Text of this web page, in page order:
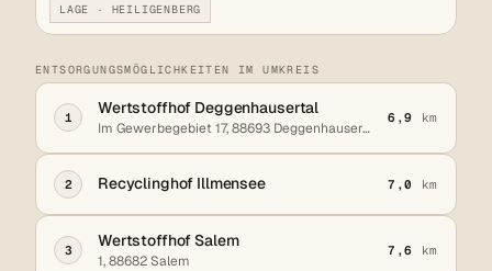
LAGE · HEILIGENBERG
ENTSORGUNGSMÖGLICHKEITEN IM UMKREIS
1
Wertstoffhof Deggenhausertal
Im Gewerbegebiet 17, 88693 Deggenhausertal
6,9 km
2 Recyclinghof Illmensee 7,0 km
3
Wertstoffhof Salem
1, 88682 Salem
7,6 km